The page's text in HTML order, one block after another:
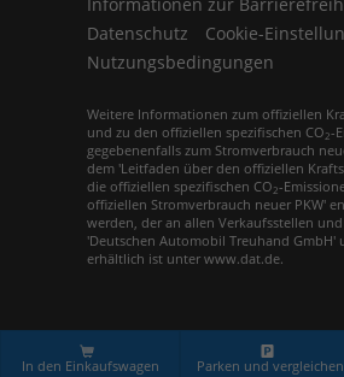
In den Einkaufswagen Parken und vergleichen
Datenschutz
Cookie-
Nutzungsbedingungen
Weitere Informationen zum offiziellen
und zu den offiziellen spezifischen CO2-
gegebenenfalls zum Stromverbrauch
dem 'Leitfaden über den offiziellen
die offiziellen spezifischen CO2-
offiziellen Stromverbrauch neuer PKW'
werden, der an allen Verkaufsstellen
'Deutschen Automobil Treuhand GmbH'
erhältlich ist unter www.dat.de.
80802
München,+49 (0)89 / 21 52 62